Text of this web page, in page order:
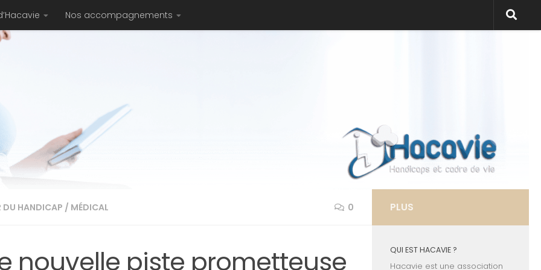
Nos accompagnements
DU HANDICAP / MÉDICAL 0
nouvelle piste prometteuse
PLUS
QUI EST HACAVIE ?
Hacavie est une association